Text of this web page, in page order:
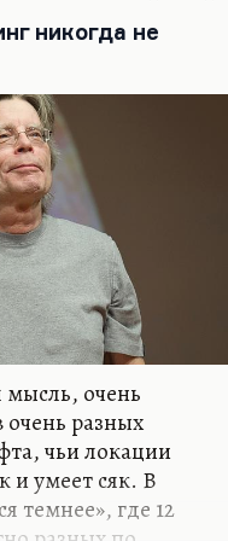
Windows»,
важная вещь
однако я
книжке «You Like
лучше, чем
время. Это
калейдоскоп. Я
роман.
последний
В нем есть
и ужаса, которое
никогда не
мысль, очень
очень разных
чьи локации
и умеет сяк. В
темнее», где 12